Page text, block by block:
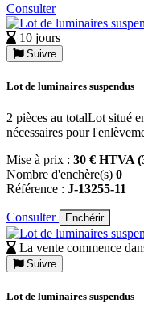
Consulter
10 jours
Suivre
Lot de luminaires suspendus
2 pièces au totalLot situé
nécessaires pour
Mise à prix : 30 € HTVA
Nombre d'enchère(s) 0
Référence : J-13255-11
Consulter Enchérir
La vente commence
Suivre
Lot de luminaires suspendus